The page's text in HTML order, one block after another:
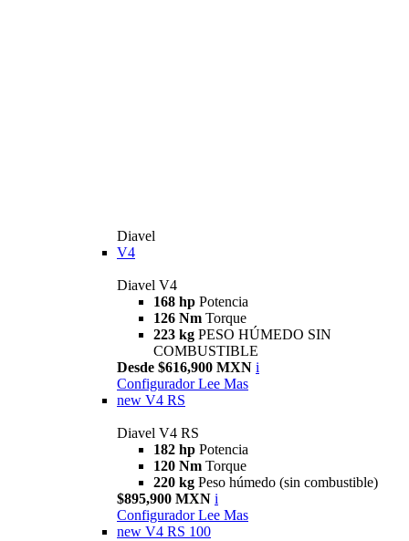
Diavel
V4
Diavel V4
168 hp Potencia
126 Nm Torque
223 kg PESO HÚMEDO SIN
COMBUSTIBLE
Desde $616,900 MXN i
Configurador Lee Mas
new V4 RS
Diavel V4 RS
182 hp Potencia
120 Nm Torque
220 kg Peso húmedo (sin combustible)
$895,900 MXN i
Configurador Lee Mas
new V4 RS 100